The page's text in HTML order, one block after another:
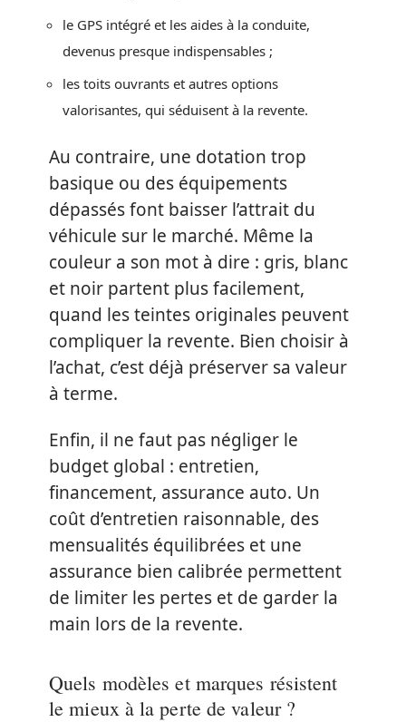
le GPS intégré et les aides à la conduite,
devenus presque indispensables ;
les toits ouvrants et autres options
valorisantes, qui séduisent à la revente.
Au contraire, une dotation trop
basique ou des équipements
dépassés font baisser l’attrait du
véhicule sur le marché. Même la
couleur a son mot à dire : gris, blanc
et noir partent plus facilement,
quand les teintes originales peuvent
compliquer la revente. Bien choisir à
l’achat, c’est déjà préserver sa valeur
à terme.
Enfin, il ne faut pas négliger le
budget global : entretien,
financement, assurance auto. Un
coût d’entretien raisonnable, des
mensualités équilibrées et une
assurance bien calibrée permettent
de limiter les pertes et de garder la
main lors de la revente.
Quels modèles et marques résistent
le mieux à la perte de valeur ?